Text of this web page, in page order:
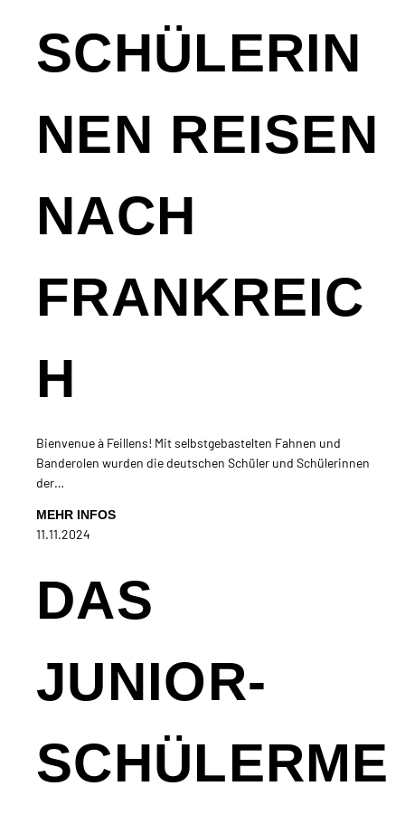
SCHÜLERIN
NEN REISEN
NACH
FRANKREIC
H
Bienvenue à Feillens! Mit selbstgebastelten Fahnen und
Banderolen wurden die deutschen Schüler und Schülerinnen
der…
MEHR INFOS
11.11.2024
DAS
JUNIOR-
SCHÜLERME